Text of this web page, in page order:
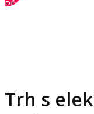
PŘIHLÁSIT SE
Trh s